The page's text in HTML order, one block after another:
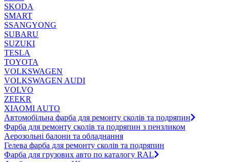
SKODA
SMART
SSANGYONG
SUBARU
SUZUKI
TESLA
TOYOTA
VOLKSWAGEN
VOLKSWAGEN AUDI
VOLVO
ZEEKR
XIAOMI AUTO
Автомобільна фарба для ремонту сколів та подряпин
Фарба для ремонту сколів та подряпин з пензликом
Аерозольні балони та обладнання
Гелева фарба для ремонту сколів та подряпин
Фарба для грузових авто по каталогу RAL